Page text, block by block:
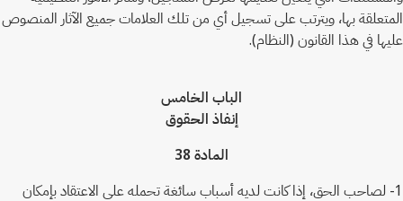
المتعلقة بها، ويترتب على تسجيل أي من تلك العلامات جميع الآثار المنصوص
عليها في هذا القانون (النظام).
الباب الخامس
إنفاذ الحقوق
المادة 38
1- لصاحب الحق، إذا كانت لديه أسباب سائغة تحمله على الاعتقاد بإمكان